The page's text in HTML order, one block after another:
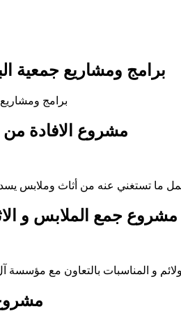
برامج ومشاريع جمعية
برامج ومشاريع
مشروع الافادة
ما تستغني عنه من أثاث وملابس يسد
مشروع جمع الملابس و
و المناسبات بالتعاون مع مؤسسة آل